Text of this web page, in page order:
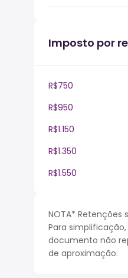
Imposto por
R$750
R$950
R$1.150
R$1.350
R$1.550
NOTA* Retenções
Para
documento não
de aproximação.